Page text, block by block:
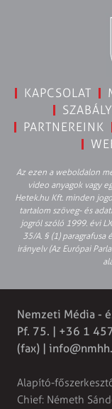
KAPCSOLAT
PARTNEREINK
Az ezen a weboldalon
video anyagok vagy
Hetek.hu Kft. minden
tartalom szöveg- és
jogról szóló 1999. évi
35/A. § (1)
irányelv (Az Európai
Nemzeti Média -
Pf. 75. | +36 1
(fax) |
Alapító-
Chief: Németh